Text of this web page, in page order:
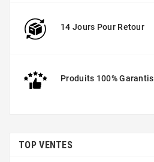
14 Jours Pour Retour
Produits 100% Garantis
TOP VENTES